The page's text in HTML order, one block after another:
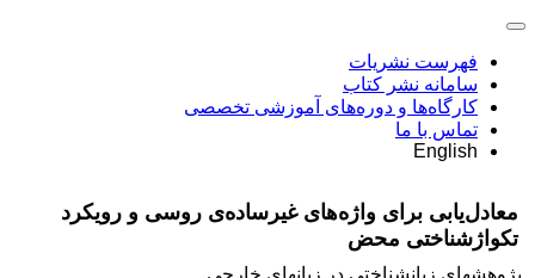
فهرست نشریات
سامانه نشر کتاب
کارگاه‌ها و دوره‌های آموزشی تخصصی
تماس با ما
English
معادل‌یابی برای واژه‌های غیرساده‌ی روسی و رویکرد
تکواژشناختی محض
پژوهشهای زبانشناختی در زبانهای خارجی